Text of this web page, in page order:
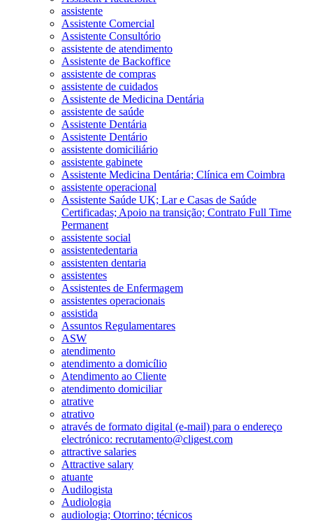
assistente
Assistente Comercial
Assistente Consultório
assistente de atendimento
Assistente de Backoffice
assistente de compras
assistente de cuidados
Assistente de Medicina Dentária
assistente de saúde
Assistente Dentária
Assistente Dentário
assistente domiciliário
assistente gabinete
Assistente Medicina Dentária; Clínica em Coimbra
assistente operacional
Assistente Saúde UK; Lar e Casas de Saúde
Certificadas; Apoio na transição; Contrato Full Time
Permanent
assistente social
assistentedentaria
assistenten dentaria
assistentes
Assistentes de Enfermagem
assistentes operacionais
assistida
Assuntos Regulamentares
ASW
atendimento
atendimento a domicílio
Atendimento ao Cliente
atendimento domiciliar
atrative
atrativo
através de formato digital (e-mail) para o endereço
electrónico: recrutamento@cligest.com
attractive salaries
Attractive salary
atuante
Audilogista
Audiologia
audiologia; Otorrino; técnicos